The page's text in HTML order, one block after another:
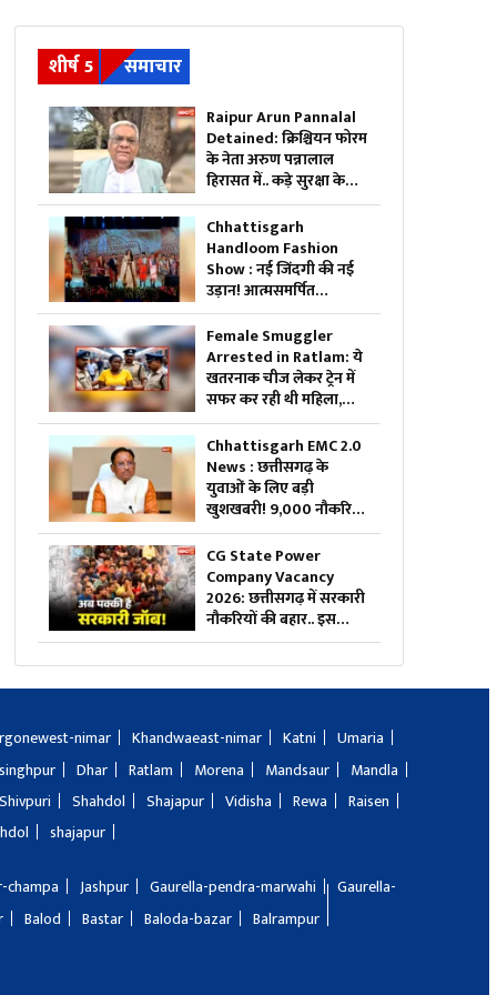
शीर्ष 5 समाचार
Raipur Arun Pannalal
Detained: क्रिश्चियन फोरम
के नेता अरुण पन्नालाल
हिरासत में.. कड़े सुरक्षा के
बीच थाने ले गई पुलिस, जानें
क्या है आरोप
Chhattisgarh
Handloom Fashion
Show : नई जिंदगी की नई
उड़ान! आत्मसमर्पित
महिलाओं ने रैंप पर बिखेरा
आत्मविश्वास, तस्वीरें जीत
लेंगी आपका दिल
Female Smuggler
Arrested in Ratlam: ये
खतरनाक चीज लेकर ट्रेन में
सफर कर रही थी महिला,
पुलिस ने किया गिरफ्तार,
जांच में सामने आई चौंकाने
वाली सच्चाई
Chhattisgarh EMC 2.0
News : छत्तीसगढ़ के
युवाओं के लिए बड़ी
खुशखबरी! 9,000 नौकरियों
का रास्ता साफ, केंद्र ने दी
मेगा प्रोजेक्ट को मंजूरी
CG State Power
Company Vacancy
2026: छत्तीसगढ़ में सरकारी
नौकरियों की बहार.. इस
विभाग ने 1235 पदों पर बम्पर
भर्ती, डाटा एंट्री ऑपरेटर के ही
nimar Khandwaeast-nimar Katni
Umaria
Dhar Ratlam Morena Mandsaur
Mandla
Shivpuri
Shahdol Shajapur Vidisha Rewa
Raisen
shajapur
champa Jashpur Gaurella-pendra-marwahi
Gaurella-
Balod Bastar Baloda-bazar Balrampur